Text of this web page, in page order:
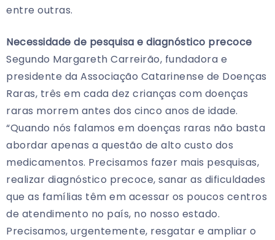
entre outras.
Necessidade de pesquisa e diagnóstico precoce
Segundo Margareth Carreirão, fundadora e
presidente da Associação Catarinense de Doenças
Raras, três em cada dez crianças com doenças
raras morrem antes dos cinco anos de idade.
“Quando nós falamos em doenças raras não basta
abordar apenas a questão de alto custo dos
medicamentos. Precisamos fazer mais pesquisas,
realizar diagnóstico precoce, sanar as dificuldades
que as famílias têm em acessar os poucos centros
de atendimento no país, no nosso estado.
Precisamos, urgentemente, resgatar e ampliar o